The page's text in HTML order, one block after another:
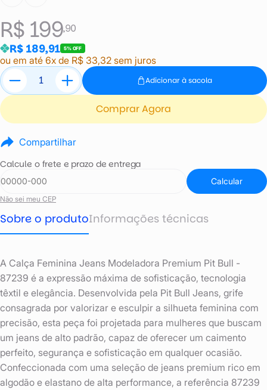
R$ 199,90
R$ 189,91 5% OFF
ou em até 6x de R$ 33,32 sem juros
Adicionar à sacola
Comprar Agora
Compartilhar
Calcule o frete e prazo de entrega
Calcular
Não sei meu CEP
Sobre o produtoInformações técnicas
A Calça Feminina Jeans Modeladora Premium Pit Bull -
87239 é a expressão máxima de sofisticação, tecnologia
têxtil e elegância. Desenvolvida pela Pit Bull Jeans, grife
consagrada por valorizar e esculpir a silhueta feminina com
precisão, esta peça foi projetada para mulheres que buscam
um jeans de alto padrão, capaz de oferecer um caimento
perfeito, segurança e sofisticação em qualquer ocasião.
Confeccionada com uma seleção de jeans premium rico em
algodão e elastano de alta performance, a referência 87239